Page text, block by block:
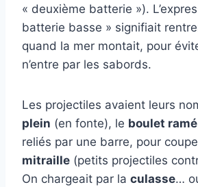
« deuxième batterie »).
batterie basse » signifiait
quand la mer montait, pour
n’entre par les sabords.
Les projectiles avaient leurs
plein (en fonte), le boulet ramé
reliés par une barre, pour
mitraille (petits projectiles
On chargeait par la culasse…